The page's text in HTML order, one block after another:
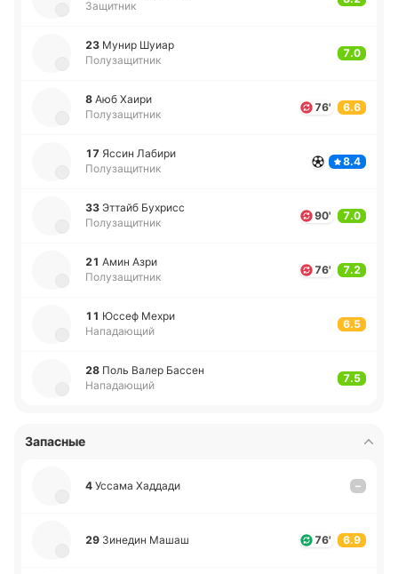
Защитник
23 Мунир Шуиар
Полузащитник
7.0
8 Аюб Хаири
Полузащитник
76' 6.6
17 Яссин Лабири
Полузащитник
8.4
33 Эттайб Бу­хрисс
Полузащитник
90' 7.0
21 Амин Азри
Полузащитник
76' 7.2
11 Юссеф Мехри
Нападающий
6.5
28 Поль Валер Бассен
Нападающий
7.5
Запасные
4 Уссама Ха­дда­ди –
29 Зи­не­дин Машаш 76' 6.9